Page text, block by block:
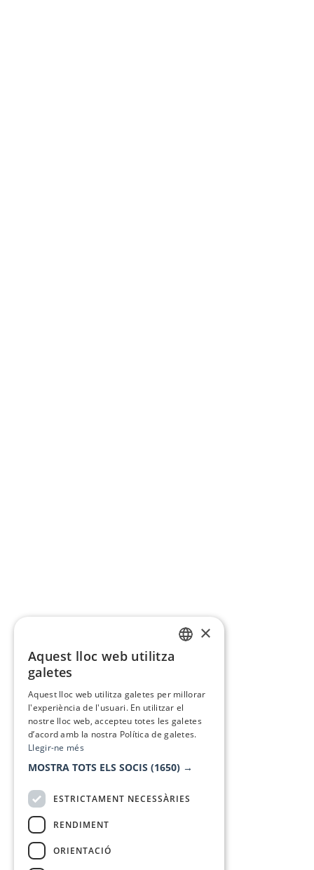
×
Aquest lloc web utilitza
galetes
Aquest lloc web utilitza galetes per millorar
l'experiència de l'usuari. En utilitzar el
nostre lloc web, accepteu totes les galetes
d’acord amb la nostra Política de galetes.
Llegir-ne més
MOSTRA TOTS ELS SOCIS (1650) →
ESTRICTAMENT NECESSÀRIES
RENDIMENT
ORIENTACIÓ